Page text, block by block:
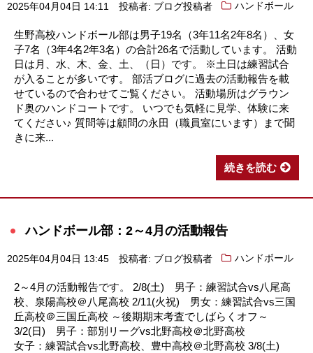
2025年04月04日 14:11 投稿者: ブログ投稿者 ハンドボール
生野高校ハンドボール部は男子19名（3年11名2年8名）、女
子7名（3年4名2年3名）の合計26名で活動しています。 活動
日は月、水、木、金、土、（日）です。 ※土日は練習試合
が入ることが多いです。 部活ブログに過去の活動報告を載
せているので合わせてご覧ください。 活動場所はグラウン
ド奥のハンドコートです。 いつでも気軽に見学、体験に来
てください♪ 質問等は顧問の永田（職員室にいます）まで聞
きに来...
続きを読む
ハンドボール部：2～4月の活動報告
2025年04月04日 13:45 投稿者: ブログ投稿者 ハンドボール
2～4月の活動報告です。 2/8(土) 男子：練習試合vs八尾高
校、泉陽高校＠八尾高校 2/11(火祝) 男女：練習試合vs三国
丘高校＠三国丘高校 ～後期期末考査でしばらくオフ～
3/2(日) 男子：部別リーグvs北野高校＠北野高校
女子：練習試合vs北野高校、豊中高校＠北野高校 3/8(土)